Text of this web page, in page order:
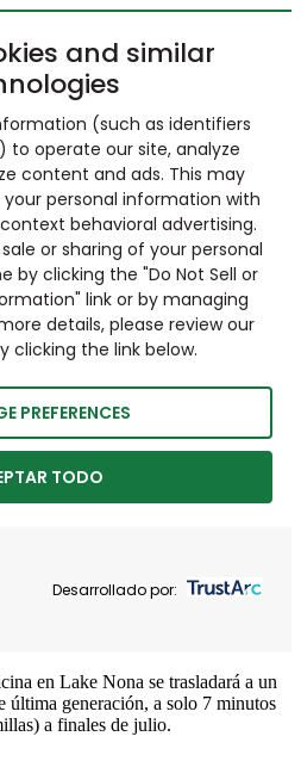
and similar
(such as identifiers
operate our site, analyze
content and ads. This may
personal information with
behavioral advertising.
or sharing of your personal
by clicking the "Do Not Sell or
link or by managing
details, please review our
clicking the link below.
PREFERENCES
TODO
Desarrollado por:
en Lake Nona se trasladará a un
última generación, a solo 7 minutos
a finales de julio.